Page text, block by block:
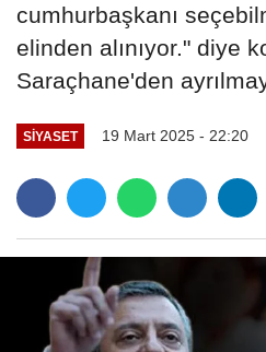
cumhurbaşkanı
elinden alınıyor." diye
Saraçhane'den
SIYASET 19 Mart 2025 - 22:20